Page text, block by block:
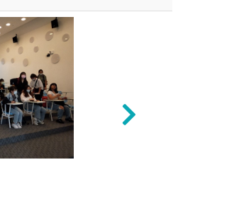
，課堂參
。